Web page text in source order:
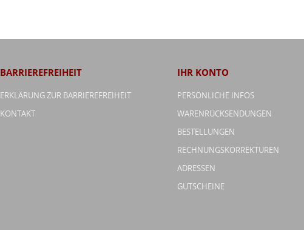
BARRIEREFREIHEIT
ERKLÄRUNG ZUR BARRIEREFREIHEIT
KONTAKT
IHR KONTO
PERSÖNLICHE INFOS
WARENRÜCKSENDUNGEN
BESTELLUNGEN
RECHNUNGSKORREKTUREN
ADRESSEN
GUTSCHEINE